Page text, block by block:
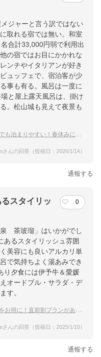
ジャーと言う訳ではない
取れる宿では無い。和室
合計33,000円弱で利用出
の宿ではお目にかかれな
ンチやイタリアンが好き
ュッフェで、宿泊客が少
事も有る。風呂は一度に
と屋上露天風呂は、掛け
。松山城も見えて夜景も
すい！春休みにおすすめな穴場の宿は？
さんの回答（投稿日：2026/1/14）
通報する
スタイリッ
0
茶玻瑠」はいかがでし
あるスタイリッシュ雰囲
美容にも良いアルカリ単
で気持ちよく湯あみでき
り夕食には伊予牛＆愛媛
オードブル・サラダ・デ
す。
直前割プランがある宿のおすすめは？
さんの回答（投稿日：2025/1/10）
通報する